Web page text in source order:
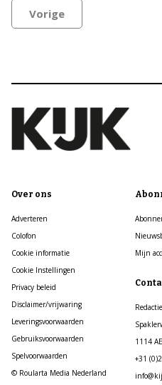
Vorige
Over ons
Adverteren
Colofon
Cookie informatie
Cookie Instellingen
Privacy beleid
Disclaimer/vrijwaring
Leveringsvoorwaarden
Gebruiksvoorwaarden
Spelvoorwaarden
© Roularta Media Nederland
Mijn
Redactie
1114
+31